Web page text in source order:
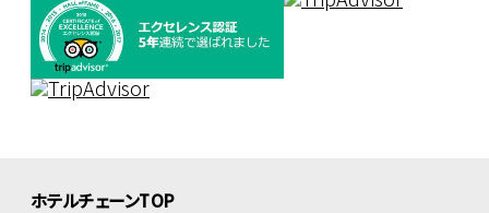
ホテルチェーンTOP